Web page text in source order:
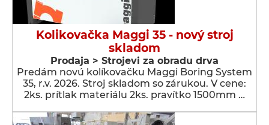
Kolikovačka Maggi 35 - nový stroj
skladom
Prodaja > Strojevi za obradu drva
Predám novú kolíkovačku Maggi Boring System
35, r.v. 2026. Stroj skladom so zárukou. V cene:
2ks. prítlak materiálu 2ks. pravítko 1500mm …